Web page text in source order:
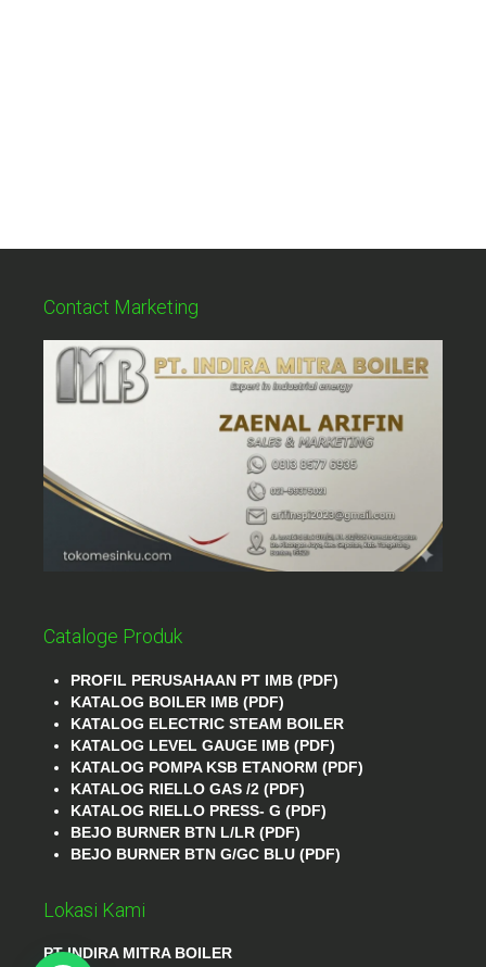
Contact Marketing
Cataloge Produk
PROFIL PERUSAHAAN PT IMB (PDF)
KATALOG BOILER IMB (PDF)
KATALOG ELECTRIC STEAM BOILER
KATALOG LEVEL GAUGE IMB (PDF)
KATALOG POMPA KSB ETANORM (PDF)
KATALOG RIELLO GAS /2 (PDF)
KATALOG RIELLO PRESS- G (PDF)
BEJO BURNER BTN L/LR (PDF)
BEJO BURNER BTN G/GC BLU (PDF)
Lokasi Kami
PT INDIRA MITRA BOILER